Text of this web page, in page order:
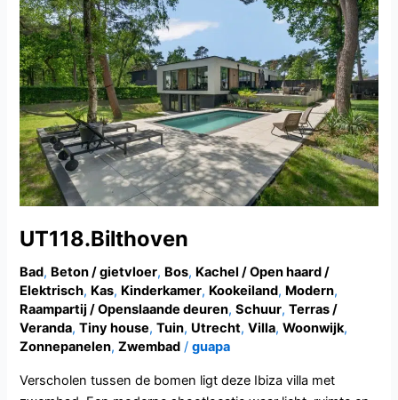
UT118.Bilthoven
Bad, Beton / gietvloer, Bos, Kachel / Open haard /
Elektrisch, Kas, Kinderkamer, Kookeiland, Modern,
Raampartij / Openslaande deuren,Schuur,Terras /
Veranda,Tiny house,Tuin, Utrecht,Villa,Woonwijk,
Zonnepanelen,Zwembad /guapa
Verscholen tussen de bomen ligt deze Ibiza villa met